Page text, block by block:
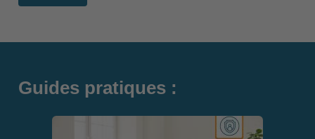
Guides pratiques :